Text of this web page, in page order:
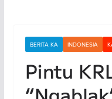
BERITA KA INDONESIA
Pintu